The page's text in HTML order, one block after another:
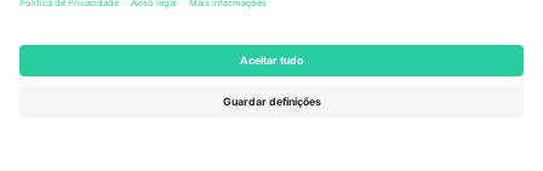
131 Continental Dr, Suite 305,